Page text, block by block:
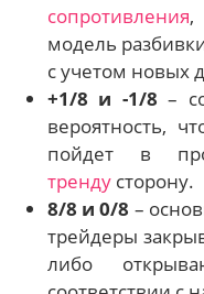
сопротивления,
модель
с учетом новых
+1/8 и -1/8 –
вероятность,
пойдет в
трендусторону.
8/8 и 0/8 –
трейдеры
либо